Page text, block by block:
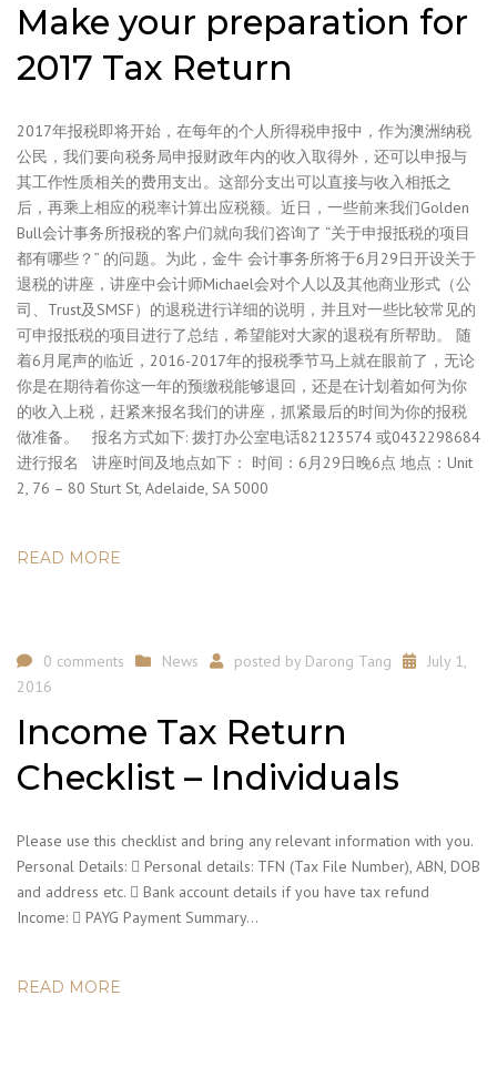
Make your preparation for
2017 Tax Return
2017年报税即将开始，在每年的个人所得税申报中，作为澳洲纳税
公民，我们要向税务局申报财政年内的收入取得外，还可以申报与
其工作性质相关的费用支出。这部分支出可以直接与收入相抵之
后，再乘上相应的税率计算出应税额。近日，一些前来我们Golden
Bull会计事务所报税的客户们就向我们咨询了 “关于申报抵税的项目
都有哪些？” 的问题。为此，金牛 会计事务所将于6月29日开设关于
退税的讲座，讲座中会计师Michael会对个人以及其他商业形式（公
司、Trust及SMSF）的退税进行详细的说明，并且对一些比较常见的
可申报抵税的项目进行了总结，希望能对大家的退税有所帮助。 随
着6月尾声的临近，2016-2017年的报税季节马上就在眼前了，无论
你是在期待着你这一年的预缴税能够退回，还是在计划着如何为你
的收入上税，赶紧来报名我们的讲座，抓紧最后的时间为你的报税
做准备。 报名方式如下: 拨打办公室电话82123574 或0432298684
进行报名 讲座时间及地点如下： 时间：6月29日晚6点 地点：Unit
2, 76 – 80 Sturt St, Adelaide, SA 5000
READ MORE
0 comments News posted by Darong Tang
July 1,
2016
Income Tax Return
Checklist – Individuals
Please use this checklist and bring any relevant information with you.
Personal Details:  Personal details: TFN (Tax File Number), ABN, DOB
and address etc.  Bank account details if you have tax refund
Income:  PAYG Payment Summary…
READ MORE